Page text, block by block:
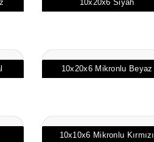
10x20x6 Siyah
10x20x6 Mikronlu Beyaz
10x10x6 Mikronlu Kırmızı